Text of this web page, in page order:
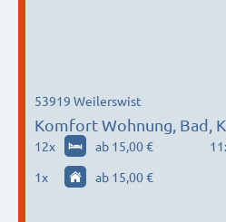
Komfort Wohnung, Bad,
53919 Weilerswist
12x ab 15,00 € 11
1x ab 15,00 €